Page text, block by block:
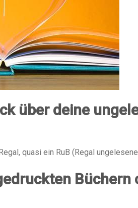
über deine
quasi ein RuB (Regal
Büchern